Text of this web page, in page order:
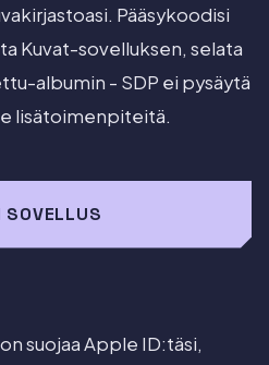
Pääsykoodisi
Kuvat-sovelluksen, selata
albumin - SDP ei pysäytä
lisätoimenpiteitä.
SOVELLUS
suojaa Apple ID:täsi,